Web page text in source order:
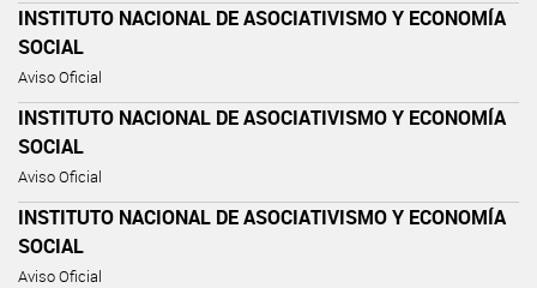
INSTITUTO NACIONAL DE ASOCIATIVISMO Y ECONOMÍA
SOCIAL
Aviso Oficial
INSTITUTO NACIONAL DE ASOCIATIVISMO Y ECONOMÍA
SOCIAL
Aviso Oficial
INSTITUTO NACIONAL DE ASOCIATIVISMO Y ECONOMÍA
SOCIAL
Aviso Oficial